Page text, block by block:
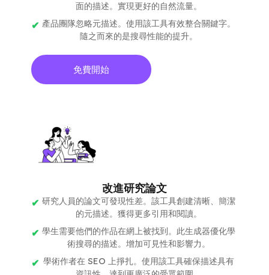
面的描述。實現更好的自然流量。
產品團隊忽略元描述。使用該工具有效整合關鍵字。
隨之而來的是搜尋性能的提升。
免費開始
改進研究論文
研究人員的論文可發現性差。該工具創建清晰、簡潔
的元描述。獲得更多引用和閱讀。
學生需要他們的作品在網上被找到。此生成器優化學
術搜尋的描述。增加可見性和影響力。
學術作者在 SEO 上掙扎。使用該工具確保描述具有